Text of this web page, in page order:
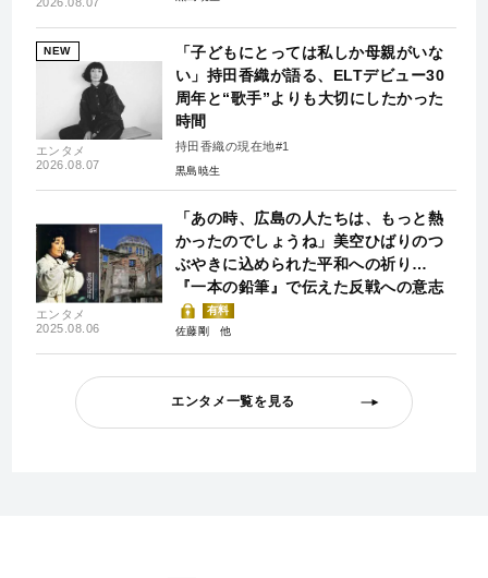
NEW
エンタメ
2026.08.07
「子どもにとっては私しか母親がいな
い」持田香織が語る、ELTデビュー30
周年と“歌手”よりも大切にしたかった
時間
持田香織の現在地#1
黒島暁生
エンタメ
2025.08.06
「あの時、広島の人たちは、もっと熱
かったのでしょうね」美空ひばりのつ
ぶやきに込められた平和への祈り…
『一本の鉛筆』で伝えた反戦への意志
有料
佐藤剛
エンタメ一覧を見る